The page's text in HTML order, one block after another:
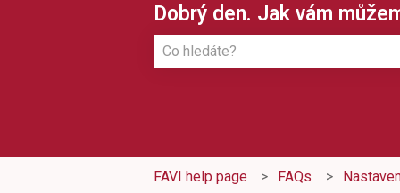
Dobrý den. Jak vám
FAVI help page FAQs